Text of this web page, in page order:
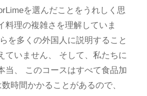
を選んだことをうれしく思
料理の複雑さを理解していま
を多くの外国人に説明すること
ていません、 そして、私たちに
当、 このコースはすべて食品加
時間かかることがあるので、